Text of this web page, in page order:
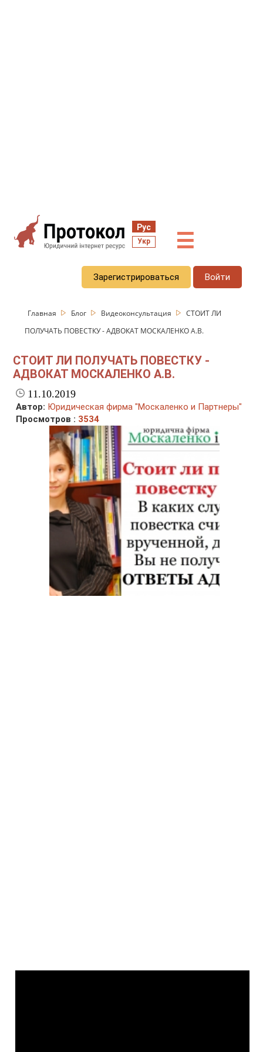
Рус
Укр ☰
Зарегистрироваться Войти
Главная Блог Видеоконсультация
СТОИТ ЛИ
ПОЛУЧАТЬ ПОВЕСТКУ - АДВОКАТ МОСКАЛЕНКО А.В.
СТОИТ ЛИ ПОЛУЧАТЬ ПОВЕСТКУ -
АДВОКАТ МОСКАЛЕНКО А.В.
11.10.2019
Автор: Юридическая фирма "Москаленко и Партнеры"
Просмотров : 3534